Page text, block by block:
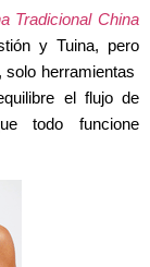
Tradicional China
y Tuina, pero
herramientas
el flujo de
todo funcione